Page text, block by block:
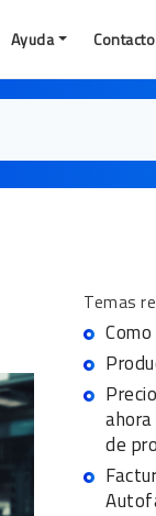
Ayuda Contacto
Temas
de